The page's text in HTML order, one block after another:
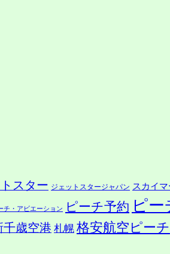
スター ジェットスタージャパン スカイマ
チ・アビエーション ピーチ予約 ピー
千歳空港 札幌 格安航空ピーチ